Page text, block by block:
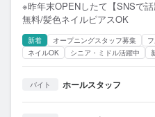
※昨年末OPENしたて【SNSで
無料/髪色ネイルピアスOK
新着 オープニングスタッフ募集
ネイルOK
シニア・ミドル活躍中
バイト ホールスタッフ